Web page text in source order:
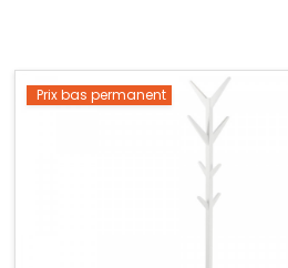
Prix bas permanent